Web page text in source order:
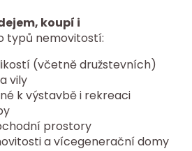
koupí i
typů nemovitostí:
(včetně družstevních)
vily
k výstavbě i rekreaci
prostory
a vícegenerační domy